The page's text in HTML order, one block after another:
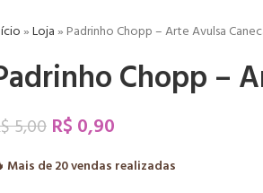
»Loja» Padrinho Chopp – Arte Avulsa
Chopp –
5,00 R$ 0,90
Mais de20vendas realizadas